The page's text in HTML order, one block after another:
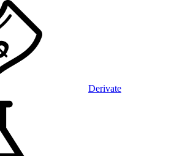
Derivate